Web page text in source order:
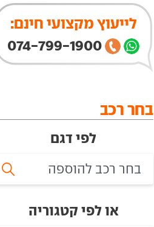
לייעוץ מקצועי חינם:
074-799-1900
בחר רכב
לפי דגם
או לפי קטגוריה